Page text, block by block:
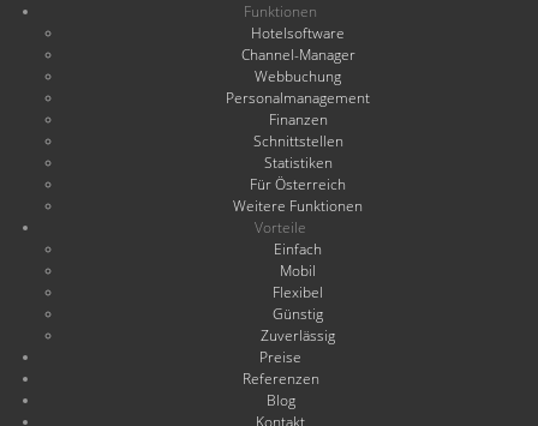
Funktionen
Hotelsoftware
Channel-Manager
Webbuchung
Personalmanagement
Finanzen
Schnittstellen
Statistiken
Für Österreich
Weitere Funktionen
Vorteile
Einfach
Mobil
Flexibel
Günstig
Zuverlässig
Preise
Referenzen
Blog
Kontakt